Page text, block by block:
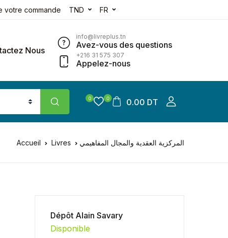
votre commande TND FR
Nous
info@livreplus.tn
Avez-vous des questions
+216 31 575 307
Appelez-nous
0 0 0.00 DT
Accueil Livres المركزية العقدية والمجال المفاهيمي
Dépôt Alain Savary
Disponible